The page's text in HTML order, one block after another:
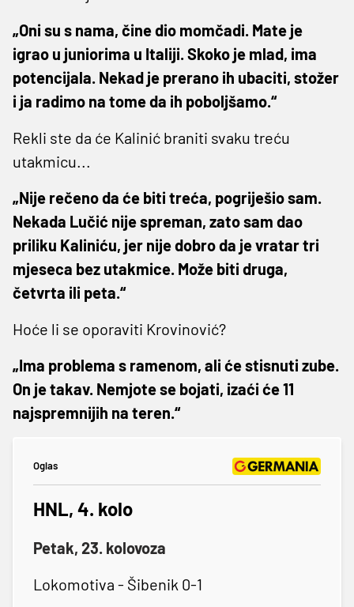
„Oni su s nama, čine dio momčadi. Mate je
igrao u juniorima u Italiji. Skoko je mlad, ima
potencijala. Nekad je prerano ih ubaciti, stožer
i ja radimo na tome da ih poboljšamo.“
Rekli ste da će Kalinić braniti svaku treću
utakmicu...
„Nije rečeno da će biti treća, pogriješio sam.
Nekada Lučić nije spreman, zato sam dao
priliku Kaliniću, jer nije dobro da je vratar tri
mjeseca bez utakmice. Može biti druga,
četvrta ili peta.“
Hoće li se oporaviti Krovinović?
„Ima problema s ramenom, ali će stisnuti zube.
On je takav. Nemjote se bojati, izaći će 11
najspremnijih na teren.“
Oglas
HNL, 4. kolo
Petak, 23. kolovoza
Lokomotiva - Šibenik 0-1